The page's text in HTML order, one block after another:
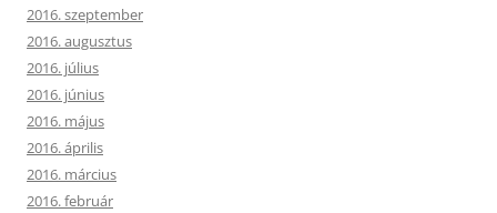
2016. szeptember
2016. augusztus
2016. július
2016. június
2016. május
2016. április
2016. március
2016. február